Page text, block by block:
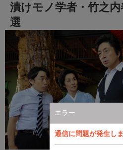
エラー
通信に問題が発生し
漬けモノ学者・竹之内
選